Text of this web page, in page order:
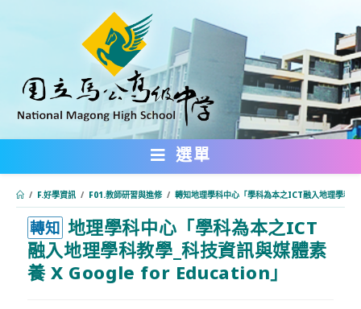
內
選單
/ F.好學資訊 / F01.教師研習與進修 / 轉知地理學科中心「學科為本之ICT融入地理學
轉知 地理學科中心「學科為本之ICT
融入地理學科教學_科技資訊與媒體素
養 X Google for Education」